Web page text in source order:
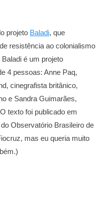
projeto Baladi, que
resistência ao colonialismo
é um projeto
4 pessoas: Anne Paq,
cinegrafista britânico,
e Sandra Guimarães,
texto foi publicado em
Observatório Brasileiro de
mas eu queria muito